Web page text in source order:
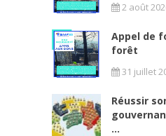
2 août
Appel de
forêt
31 juillet
Réussir
...